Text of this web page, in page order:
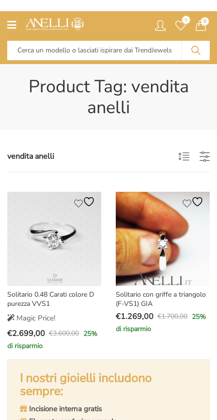
0 0
Product Tag: vendita
anelli
vendita anelli
Solitario 0.48 Carati colore D
purezza VVS1
Magic Price!
€3.600,00
Il
prezzo
originale
€3.600,00.
€2.699,00
Il
prezzo
attuale
€2.699,00.
25%
di risparmio
Solitario con griffe a triangolo
(F-VS1) GIA
€1.700,00
Il
prezzo
era:
€1.700,00.
€1.269,00
Il
prezzo
è:
€1.269,00.
25%
di risparmio
I nostri gioielli includono
sempre:
Incisione interna gratis